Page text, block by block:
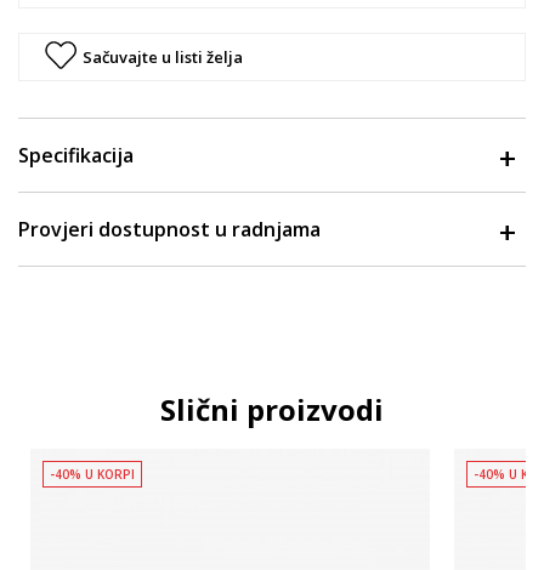
Sačuvajte u listi želja
Specifikacija
Provjeri dostupnost u radnjama
Slični proizvodi
-40% U KORPI -40% U